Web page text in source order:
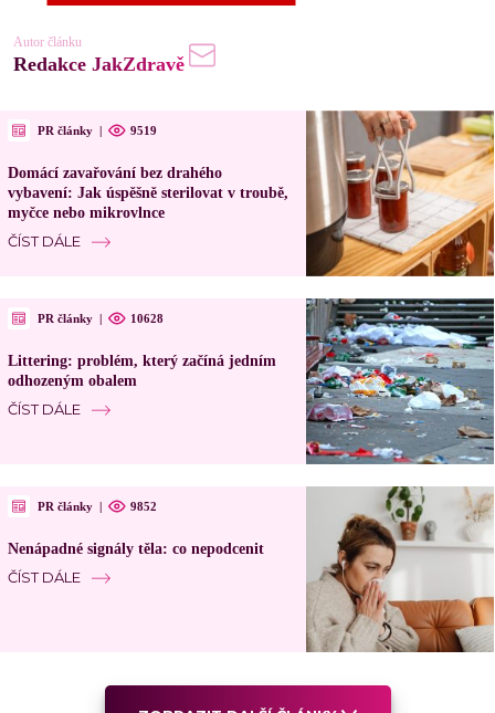
Autor článku
Redakce JakZdravě
PR články | 9519
Domácí zavařování bez drahého
vybavení: Jak úspěšně sterilovat v troubě,
myčce nebo mikrovlnce
ČÍST DÁLE
PR články | 10628
Littering: problém, který začíná jedním
odhozeným obalem
ČÍST DÁLE
PR články | 9852
Nenápadné signály těla: co nepodcenit
ČÍST DÁLE